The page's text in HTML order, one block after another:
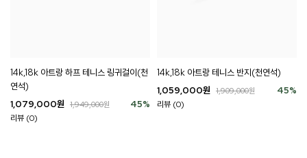
14k,18k 아트랑 하프 테니스 링귀걸이(천
연석)
45%
1,079,000원 1,949,000원
리뷰 (0)
14k,18k 아트랑 테니스 반지(천연석)
45%
1,059,000원 1,909,000원
리뷰 (0)